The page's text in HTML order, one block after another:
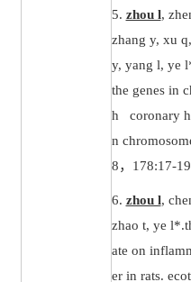
5. zhou l,
zhang y, xu
y, yang l, ye
the genes in
h coronary
n
8， 178:17-
6. zhou l,
zhao t, ye
ate on
er in rats.